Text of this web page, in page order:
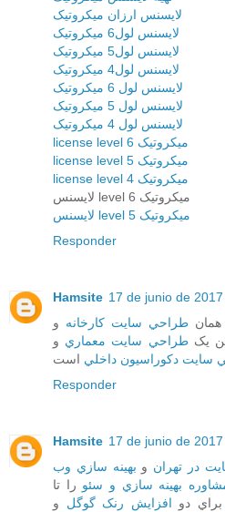
لایسنس ارزان میکروتیک
لایسنس لول6 میکروتیک
لایسنس لول5 میکروتیک
لایسنس لول4 میکروتیک
لایسنس لول 6 میکروتیک
لایسنس لول 5 میکروتیک
لایسنس لول 4 میکروتیک
license level 6 میکروتیک
license level 5 میکروتیک
license level 4 میکروتیک
لایسنس level 6 میکروتیک
لایسنس level 5 میکروتیک
Responder
Hamsite 17 de junio de
طراحي سايت کارخانه و
يکطراحي سايت معماري و
سايت دکوراسيون داخلي
Responder
Hamsite 17 de junio de
در تهران و بهينه سازي وب
بهينه سازي و سئو را تا
براي دو افزايش رنک گوگل و